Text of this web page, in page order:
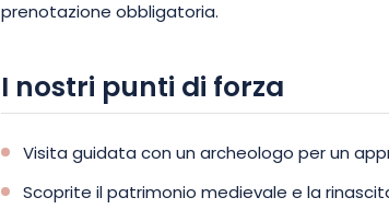
prenotazione obbligatoria.
I nostri punti di forza
Visita guidata con un archeologo per un
Scoprite il patrimonio medievale e la